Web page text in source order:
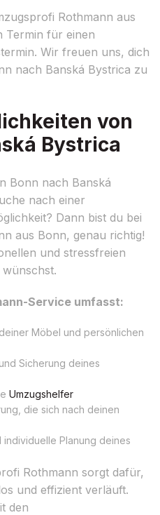
Rothmann aus
Termin für einen
Wir freuen uns, dich
nach Banská Bystrica zu
von
Bystrica
Bonn nach Banská
nach einer
Dann bist du bei
aus Bonn, genau richtig!
und stressfreien
Service umfasst:
Möbel und persönlichen
Sicherung deines
Umzugshelfer
die sich nach deinen
individuelle Planung deines
Rothmann sorgt dafür,
und effizient verläuft.
den